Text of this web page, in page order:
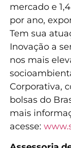
mercado e
por ano,
Tem sua
Inovação a
nos mais
Corporativa,
bolsas do
mais
acesse: